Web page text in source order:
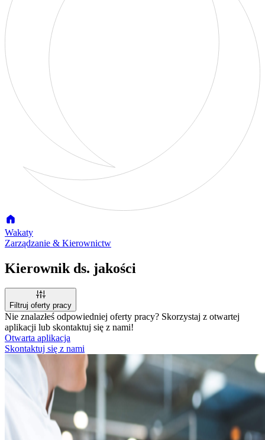
Wakaty
Zarządzanie & Kierownictw
Kierownik ds. jakości
Filtruj oferty pracy
Nie znalazłeś odpowiedniej oferty pracy? Skorzystaj z otwartej
aplikacji lub skontaktuj się z nami!
Otwarta aplikacja
Skontaktuj się z nami